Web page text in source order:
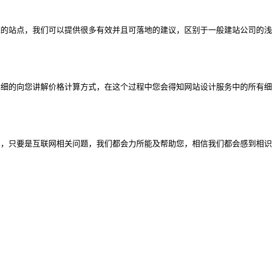
站点，我们可以提供很多有效并且可落地的建议，区别于一般建站公司的
的向您讲解价格计算方式，在这个过程中您会得知网站设计服务中的所有
只要是互联网相关问题，我们都会力所能及帮助您，相信我们都会感到相